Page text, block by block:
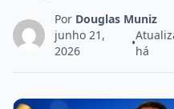
Por Douglas Muniz
junho 21,
2026
•
há